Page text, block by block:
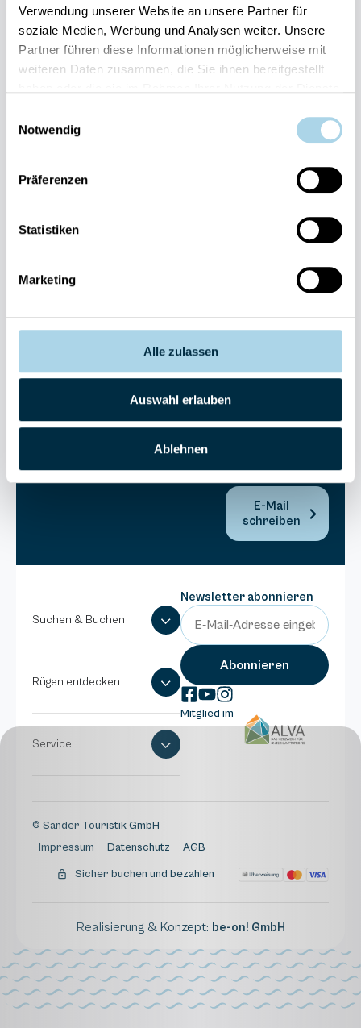
Verwendung unserer Website an unsere Partner für
soziale Medien, Werbung und Analysen weiter. Unsere
Partner führen diese Informationen möglicherweise mit
weiteren Daten zusammen, die Sie ihnen bereitgestellt
Notwendig
Präferenzen
Statistiken
Marketing
Alle zulassen
Auswahl erlauben
Ablehnen
Bestpreis-Garantie für Ihren Urlaub
Flexible An- und Abreise 24/7 möglich
Risikofrei bis 60 Tage vorher stornieren
Sofortige Buchungsbestätigung
Persönlicher Gästeservice vor Ort Transparente
Fragen und Wünsche?
038393-
Anlage
Sterne
E-Mail
schreiben
Suchen & Buchen
Rügen entdecken
Service
Newsletter abonnieren
Mitglied im
© Sander Touristik GmbH
Impressum
Datenschutz AGB
Sicher buchen und bezahlen
Realisierung & Konzept: be-on! GmbH